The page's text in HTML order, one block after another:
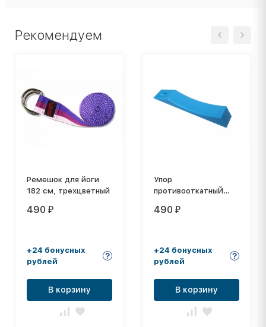
Рекомендуем
Ремешок для йоги
182 см, трехцветный
490 ₽
+24 бонусных
рублей
В корзину
Упор
противооткатныЙ
штанг
490 ₽
+24 бонусных
рублей
В корзину